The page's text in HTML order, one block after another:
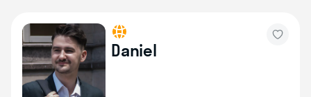
Daniel